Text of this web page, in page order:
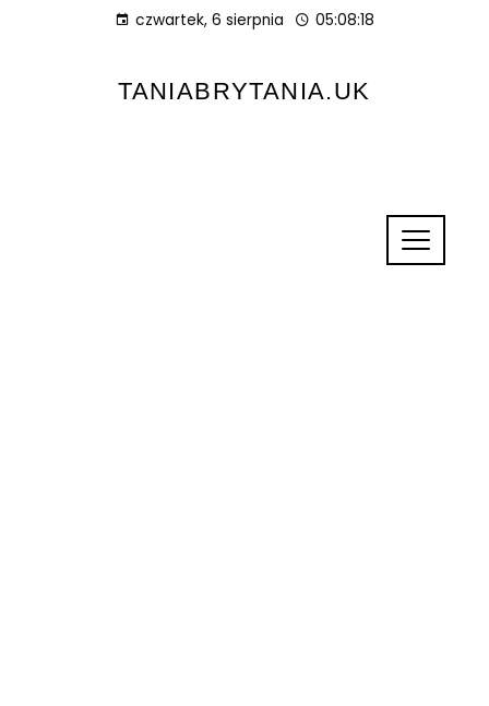
czwartek, 6 sierpnia 05:08:19
TANIABRYTANIA.UK